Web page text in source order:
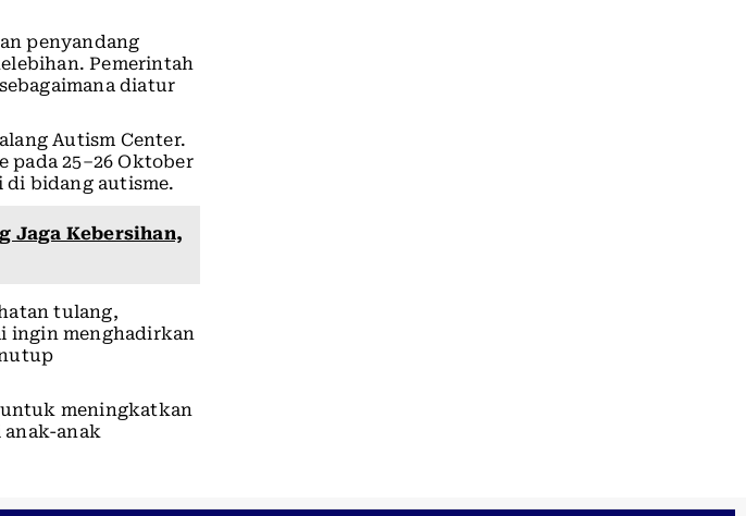
penyandang
Pemerintah
diatur
Autism Center.
pada 25–26 Oktober
di bidang autisme.
Jaga Kebersihan,
tulang,
ingin menghadirkan
meningkatkan
anak-anak